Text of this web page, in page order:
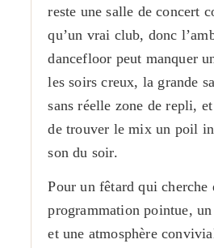
reste une salle de concert
qu’un vrai club, donc
dancefloor peut manquer
les soirs creux, la grande
sans réelle zone de repli,
de trouver le mix un poil
son du soir.
Pour un fêtard qui cherche
programmation pointue,
et une atmosphère